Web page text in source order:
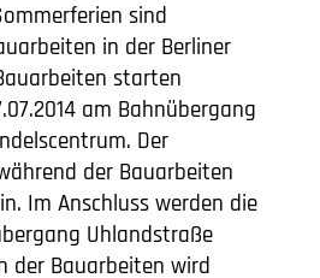
sind
in der Berliner
starten
am Bahnübergang
Der
der Bauarbeiten
Im Anschluss werden die
Uhlandstraße
der Bauarbeiten wird